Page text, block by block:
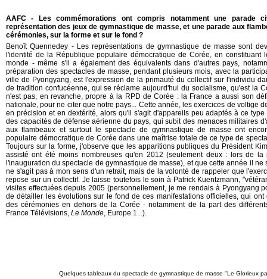
AAFC - Les commémorations ont compris notamment une parade
représentation des jeux de gymnastique de masse, et une parade aux
cérémonies, sur la forme et sur le fond ?
Benoît Quennedey - Les représentations de gymnastique de masse sont
l'identité de la République populaire démocratique de Corée, en constituant
monde - même s'il a également des équivalents dans d'autres pays,
préparation des spectacles de masse, pendant plusieurs mois, avec la
ville de Pyongyang, est l'expression de la primauté du collectif sur l'individu
de tradition confucéenne, qui se réclame aujourd'hui du socialisme, qu'est la
n'est pas, en revanche, propre à la RPD de Corée : la France a aussi son
nationale, pour ne citer que notre pays... Cette année, les exercices de voltige
en précision et en dextérité, alors qu'il s'agit d'appareils peu adaptés à ce
des capacités de défense aérienne du pays, qui subit des menaces militaires
aux flambeaux et surtout le spectacle de gymnastique de masse ont
populaire démocratique de Corée dans une maîtrise totale de ce type de
Toujours sur la forme, j'observe que les apparitions publiques du Président
assisté ont été moins nombreuses qu'en 2012 (seulement deux : lors de
l'inauguration du spectacle de gymnastique de masse), et que cette année il ne
ne s'agit pas à mon sens d'un retrait, mais de la volonté de rappeler que
repose sur un collectif. Je laisse toutefois le soin à Patrick Kuentzmann,
visites effectuées depuis 2005 (personnellement, je me rendais à Pyongyang
de détailler les évolutions sur le fond de ces manifestations officielles, qui
des cérémonies en dehors de la Corée - notamment de la part des
France Télévisions, Le Monde , Europe 1...).
Quelques tableaux du spectacle de gymnastique de masse "Le Glorieux